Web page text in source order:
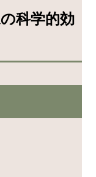
科学的効